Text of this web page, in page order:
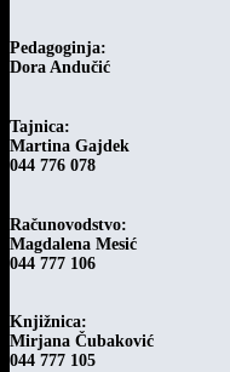
Pedagoginja:
Dora Andučić
Tajnica:
Martina Gajdek
044 776 078
Računovodstvo:
Magdalena Mesić
044 777 106
Knjižnica:
Mirjana Čubaković
044 777 105